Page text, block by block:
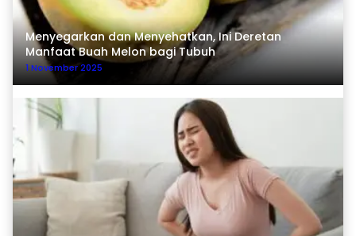
Menyegarkan dan Menyehatkan, Ini Deretan
Manfaat Buah Melon bagi Tubuh
1 November 2025